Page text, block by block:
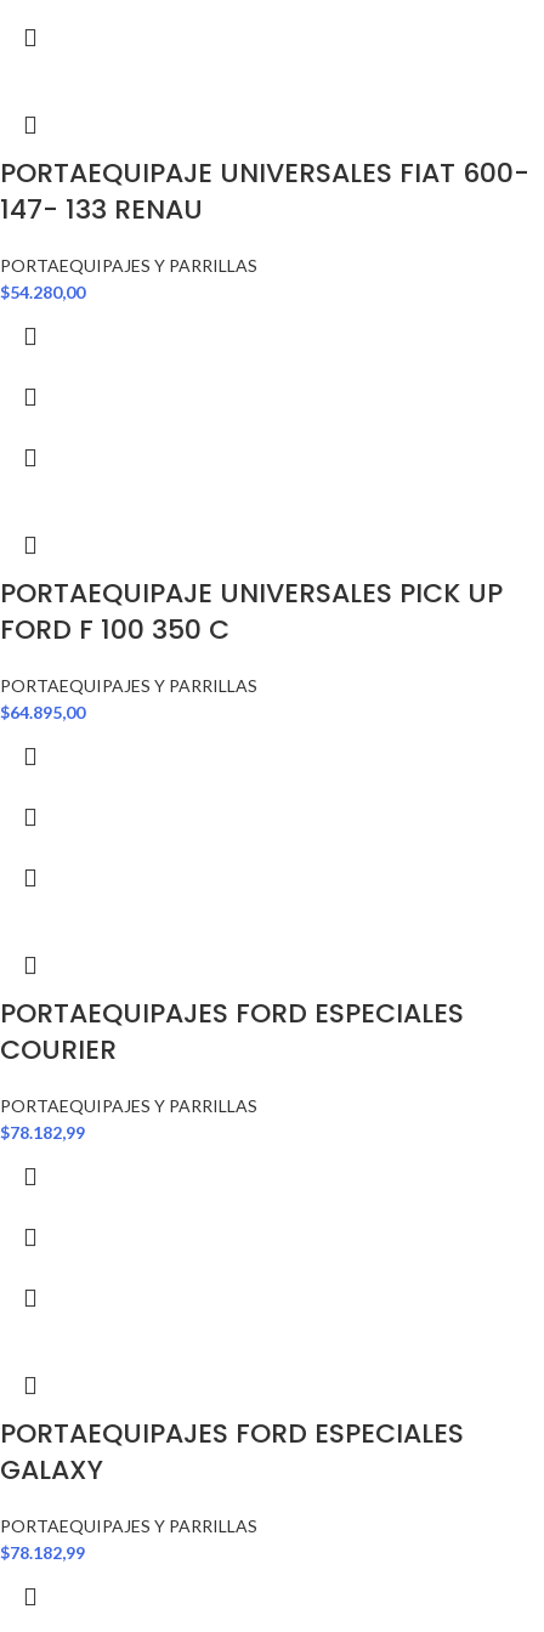
PORTAEQUIPAJE UNIVERSALES FIAT 600-
147- 133 RENAU
PORTAEQUIPAJES Y PARRILLAS
$54.280,00
PORTAEQUIPAJE UNIVERSALES PICK UP
FORD F 100 350 C
PORTAEQUIPAJES Y PARRILLAS
$64.895,00
PORTAEQUIPAJES FORD ESPECIALES
COURIER
PORTAEQUIPAJES Y PARRILLAS
$78.182,99
PORTAEQUIPAJES FORD ESPECIALES
GALAXY
PORTAEQUIPAJES Y PARRILLAS
$78.182,99